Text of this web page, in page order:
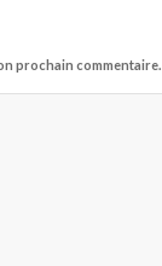
prochain commentaire.